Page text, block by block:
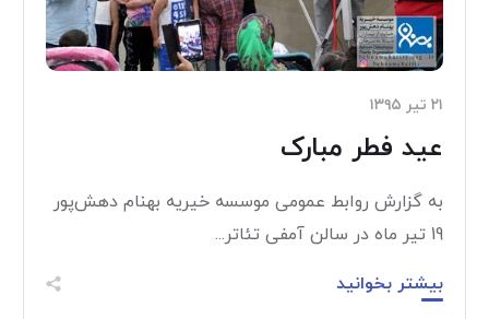
۲۱ تیر ۱۳۹۵
عید فطر مبارک
به گزارش روابط عمومی موسسه خیریه بهنام دهش‌پور
19 تیر ماه در سالن آمفی تئاتر...
بیشتر بخوانید